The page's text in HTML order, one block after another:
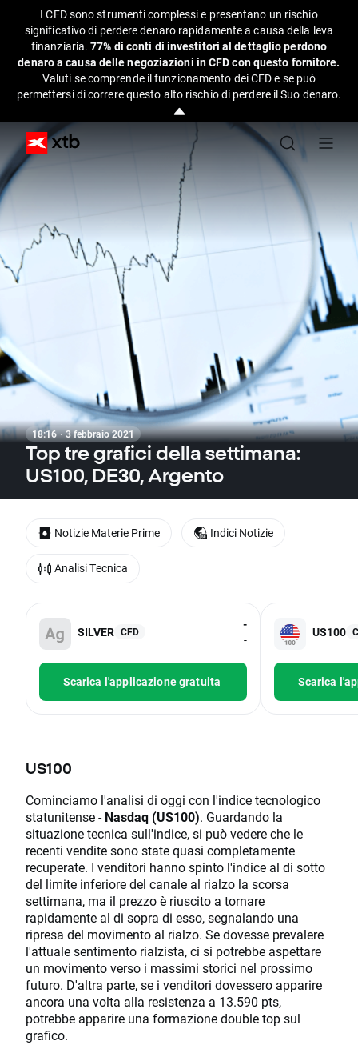
I CFD sono strumenti complessi e presentano un rischio
significativo di perdere denaro rapidamente a causa della leva
finanziaria.77% di conti di investitori al dettaglio perdono
denaro a causa delle negoziazioni in CFD con questo fornitore.
Valuti se comprende il funzionamento dei CFD e se può
permettersi di correre questo alto rischio di perdere il Suo denaro.
18:16 · 3 febbraio 2021
Top tre grafici della settimana:
US100, DE30, Argento
SILVER CFD
-
-
Scarica l'applicazione gratuita
US100
Scarica
US100
Cominciamo l'analisi di oggi con l'indice tecnologico
statunitense -Nasdaq (US100). Guardando la
situazione tecnica sull'indice, si può vedere che le
recenti vendite sono state quasi completamente
recuperate. I venditori hanno spinto l'indice al di sotto
del limite inferiore del canale al rialzo la scorsa
settimana, ma il prezzo è riuscito a tornare
rapidamente al di sopra di esso, segnalando una
ripresa del movimento al rialzo. Se dovesse prevalere
l'attuale sentimento rialzista, ci si potrebbe aspettare
un movimento verso i massimi storici nel prossimo
futuro. D'altra parte, se i venditori dovessero apparire
ancora una volta alla resistenza a 13.590 pts,
potrebbe apparire una formazione double top sul
grafico.
Notizie Materie Prime Indici Notizie
Analisi Tecnica